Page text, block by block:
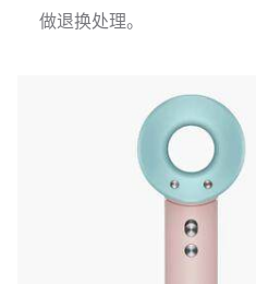
做退换处理。